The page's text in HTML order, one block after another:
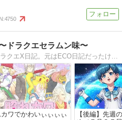
4750
ドラクエセラムン味〜
2010年開設、なつりんのドラクエX日記。元はECO日記だったけど現在はドラクエ日記として再利用中。DQ10は2012年の配信開始日よりプレイ♪セーラームーンを中心にアニメやゲームのコスプレしてます
カワでかわいぃぃぃぃ
【後編】先週